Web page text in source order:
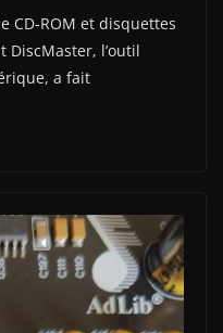
CD-ROM et disquettes
l’outil
a fait